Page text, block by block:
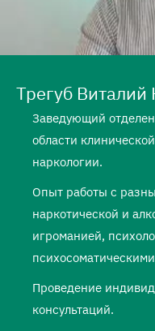
Трегуб Виталий
Заведующий
области
наркологии.
Опыт работы с
наркотической и
игроманией,
Проведение
консультаций.